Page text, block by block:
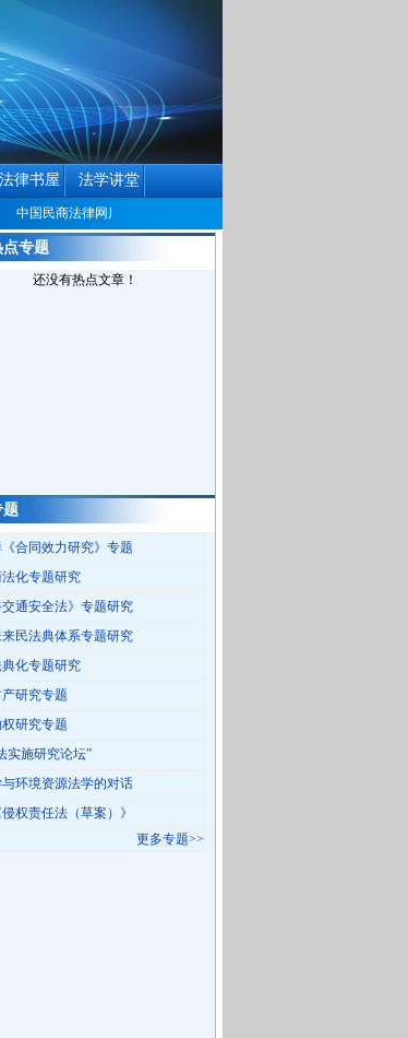
法律书屋 法学讲堂
民商法律网历届编辑联系方式征集公告
点专题
还没有热点文章！
题
合同效力研究》专题
法化专题研究
交通安全法》专题研究
民法典体系专题研究
典化专题研究
研究专题
研究专题
实施研究论坛”
与环境资源法学的对话
权责任法（草案）》
更多专题>>